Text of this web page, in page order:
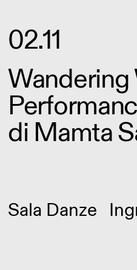
02.11
Wandering
di Mamta
Sala Danze